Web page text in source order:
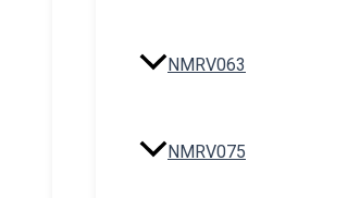
NMRV063
NMRV075